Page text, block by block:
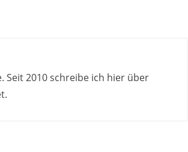
Seit 2010 schreibe ich hier über